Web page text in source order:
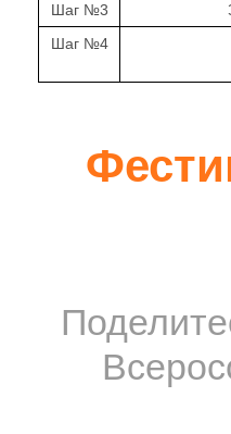
Шаг №3
Шаг №4